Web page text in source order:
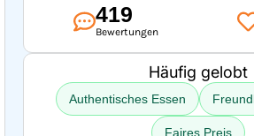
419
Bewertungen
Häufig gelobt
Authentisches Essen
Faires Preis